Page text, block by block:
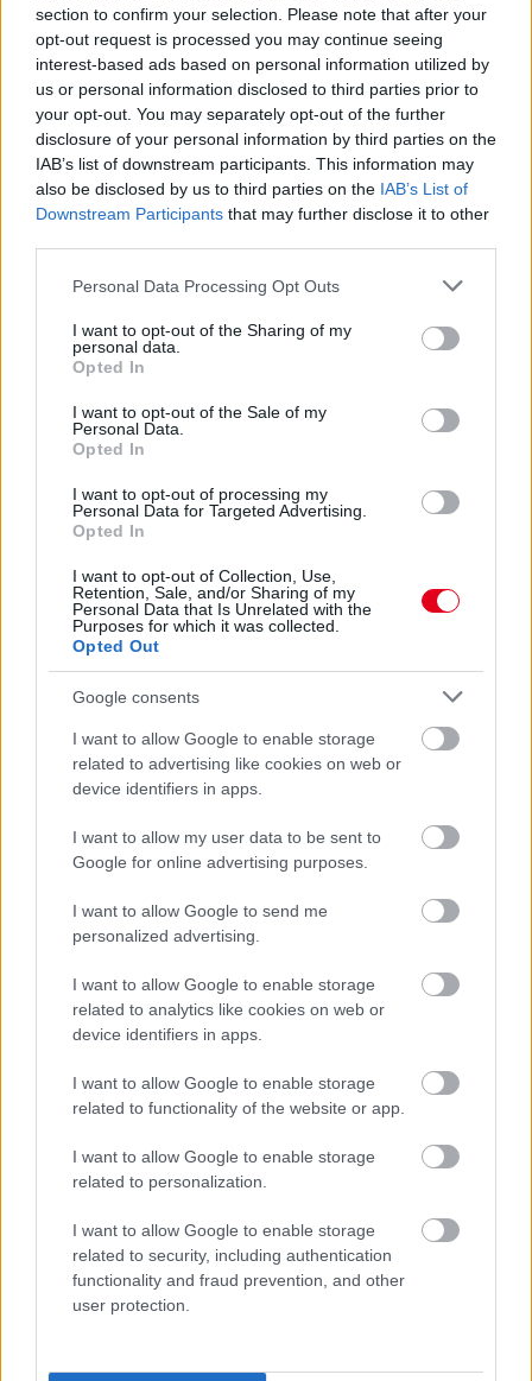
section to confirm your selection. Please note that after your
opt-out request is processed you may continue seeing
interest-based ads based on personal information utilized by
us or personal information disclosed to third parties prior to
your opt-out. You may separately opt-out of the further
disclosure of your personal information by third parties on the
IAB’s list of downstream participants. This information may
also be disclosed by us to third parties on the IAB’s List of
Downstream Participants that may further disclose it to other
Please note that this website/app uses one or more Google
not limited to your visit or usage behaviour. You may click to
grant or deny consent to Google and its third-party tags to
use your data for below specified purposes in below Google
consent section.
Personal Data Processing Opt Outs
I want to opt-out of the Sharing of my
personal data.
Opted In
I want to opt-out of the Sale of my
Personal Data.
Opted In
I want to opt-out of processing my
Personal Data for Targeted Advertising.
Opted In
I want to opt-out of Collection, Use,
Retention, Sale, and/or Sharing of my
Personal Data that Is Unrelated with the
Purposes for which it was collected.
Opted Out
Google consents
I want to allow Google to enable storage
related to advertising like cookies on web or
device identifiers in apps.
I want to allow my user data to be sent to
Google for online advertising purposes.
I want to allow Google to send me
personalized advertising.
I want to allow Google to enable storage
related to analytics like cookies on web or
device identifiers in apps.
I want to allow Google to enable storage
related to functionality of the website or app.
I want to allow Google to enable storage
related to personalization.
I want to allow Google to enable storage
related to security, including authentication
functionality and fraud prevention, and other
user protection.
5 napja
Steiner már csak öt százalék esélyt ad Russell vb-címére
További tartalmak
Hogyan válasszunk megfelelő fénymásolópapírt?
Szerezz érettségit munka mellett!